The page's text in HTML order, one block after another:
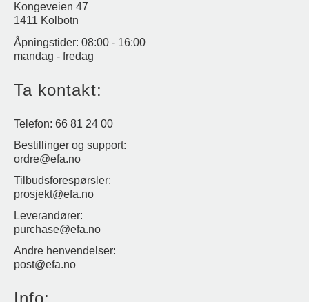
Kongeveien 47
1411 Kolbotn
Åpningstider: 08:00 - 16:00
mandag - fredag
Ta kontakt:
Telefon: 66 81 24 00
Bestillinger og support:
ordre@efa.no
Tilbudsforespørsler:
prosjekt@efa.no
Leverandører:
purchase@efa.no
Andre henvendelser:
post@efa.no